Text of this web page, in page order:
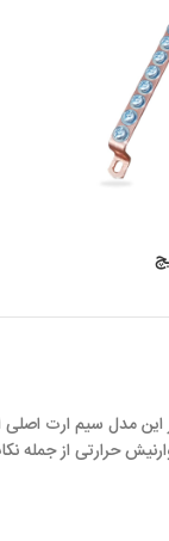
مدل سیم ارت اصلی
بین شینه ها (حداقل 10 سانتی متر)